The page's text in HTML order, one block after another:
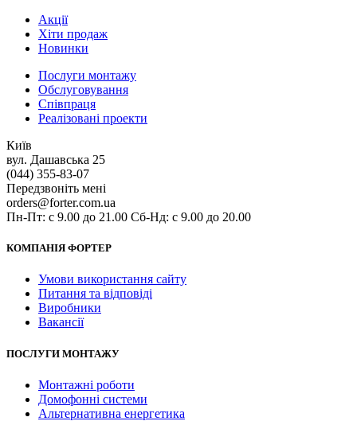
Акції
Хіти продаж
Новинки
Послуги монтажу
Обслуговування
Співпраця
Реалізовані проекти
Київ
вул. Дашавська 25
(044) 355-83-07
Передзвоніть мені
orders@forter.com.ua
Пн-Пт: с 9.00 до 21.00 Сб-Нд: с 9.00 до 20.00
КОМПАНІЯ ФОРТЕР
Умови використання сайту
Питання та відповіді
Виробники
Вакансії
ПОСЛУГИ МОНТАЖУ
Монтажні роботи
Домофонні системи
Альтернативна енергетика